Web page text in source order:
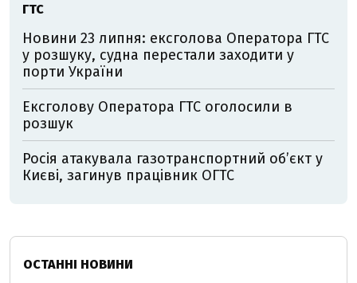
ГТС
Новини 23 липня: ексголова Оператора ГТС
у розшуку, судна перестали заходити у
порти України
Ексголову Оператора ГТС оголосили в
розшук
Росія атакувала газотранспортний об’єкт у
Києві, загинув працівник ОГТС
ОСТАННІ НОВИНИ